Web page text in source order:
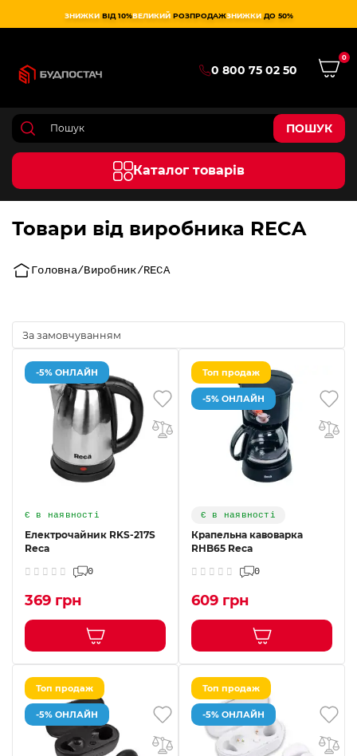
ЗНИЖКИ ВІД 10%ВЕЛИКИЙ РОЗПРОДАЖЗНИЖКИ ДО 50%
0 800 75 02 50
0
ПОШУК
Каталог товарів
Товари від виробника RECA
Головна Виробник RECA
-5% ОНЛАЙН
Є в наявності
Електрочайник RKS-217S
Reca
0
369 грн
Топ продаж
-5% ОНЛАЙН
Є в наявності
Крапельна кавоварка
RHB65 Reca
0
609 грн
Топ продаж
-5% ОНЛАЙН
Топ продаж
-5% ОНЛАЙН